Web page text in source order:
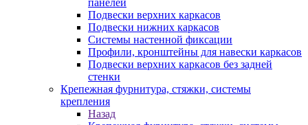
панелей
Подвески верхних каркасов
Подвески нижних каркасов
Системы настенной фиксации
Профили, кронштейны для навески каркасов
Подвески верхних каркасов без задней
стенки
Крепежная фурнитура, стяжки, системы
крепления
Назад